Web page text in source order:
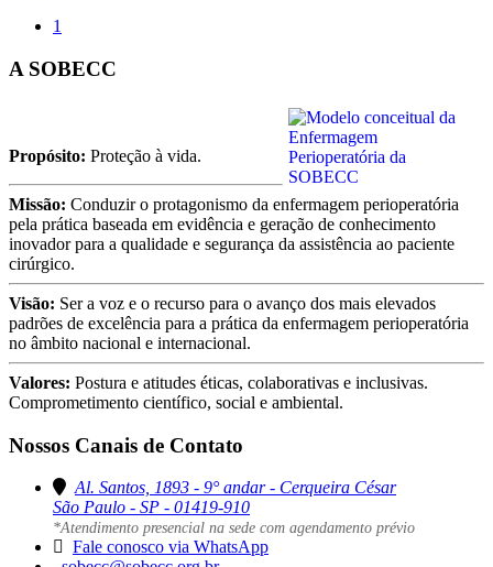
1
A SOBECC
Propósito: Proteção à vida.
Missão: Conduzir o protagonismo da enfermagem perioperatória
pela prática baseada em evidência e geração de conhecimento
inovador para a qualidade e segurança da assistência ao paciente
cirúrgico.
Visão: Ser a voz e o recurso para o avanço dos mais elevados
padrões de excelência para a prática da enfermagem perioperatória
no âmbito nacional e internacional.
Valores: Postura e atitudes éticas, colaborativas e inclusivas.
Comprometimento científico, social e ambiental.
Nossos Canais de Contato
Al. Santos, 1893 - 9° andar - Cerqueira César
São Paulo - SP - 01419-910
*Atendimento presencial na sede com agendamento prévio
Fale conosco via WhatsApp